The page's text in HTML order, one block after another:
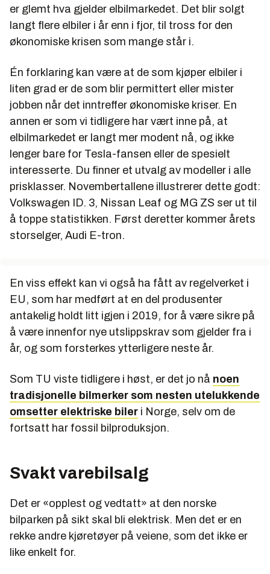
er glemt hva gjelder elbilmarkedet. Det blir solgt
langt flere elbiler i år enn i fjor, til tross for den
økonomiske krisen som mange står i.
Én forklaring kan være at de som kjøper elbiler i
liten grad er de som blir permittert eller mister
jobben når det inntreffer økonomiske kriser. En
annen er som vi tidligere har vært inne på, at
elbilmarkedet er langt mer modent nå, og ikke
lenger bare for Tesla-fansen eller de spesielt
interesserte. Du finner et utvalg av modeller i alle
prisklasser. Novembertallene illustrerer dette godt:
Volkswagen ID. 3, Nissan Leaf og MG ZS ser ut til
å toppe statistikken. Først deretter kommer årets
storselger, Audi E-tron.
En viss effekt kan vi også ha fått av regelverket i
EU, som har medført at en del produsenter
antakelig holdt litt igjen i 2019, for å være sikre på
å være innenfor nye utslippskrav som gjelder fra i
år, og som forsterkes ytterligere neste år.
Som TU viste tidligere i høst, er det jo nå noen
tradisjonelle bilmerker som nesten utelukkende
omsetter elektriske biler i Norge, selv om de
fortsatt har fossil bilproduksjon.
Svakt varebilsalg
Det er «opplest og vedtatt» at den norske
bilparken på sikt skal bli elektrisk. Men det er en
rekke andre kjøretøyer på veiene, som det ikke er
like enkelt for.